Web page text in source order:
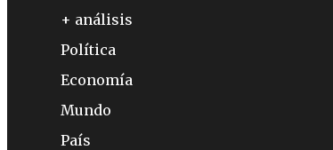
+ análisis
Política
Economía
Mundo
País